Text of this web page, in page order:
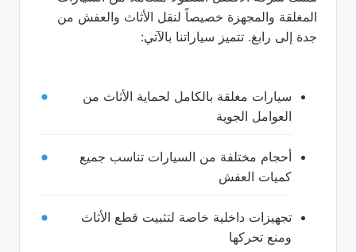
المغلقة والمجهزة خصيصاً لنقل الأثاث والعفش من
جدة إلى رابغ. تتميز سياراتنا بالآتي:
سيارات مغلقة بالكامل لحماية الأثاث من
العوامل الجوية
أحجام مختلفة من السيارات تناسب جميع
كميات العفش
تجهيزات داخلية خاصة لتثبيت قطع الأثاث
ومنع تحركها